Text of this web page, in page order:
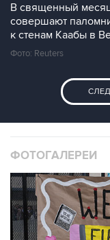
В священный
совершают
к стенам Каабы в
Фото: Reuters
ФОТОГАЛЕРЕИ